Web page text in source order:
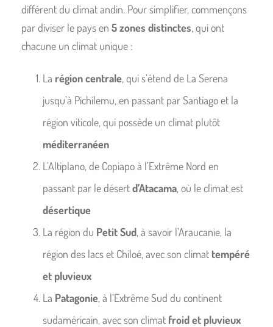
différent du climat andin. Pour simplifier, commençons
par diviser le pays en 5 zones distinctes, qui ont
chacune un climat unique :
La région centrale, qui s’étend de La Serena
jusqu’à Pichilemu, en passant par Santiago et la
région viticole, qui possède un climat plutôt
méditerranéen
L’Altiplano, de Copiapo à l’Extrême Nord en
passant par le désertd’Atacama, où le climat est
désertique
La région du Petit Sud, à savoir l’Araucanie, la
région des lacs et Chiloé, avec son climat tempéré
et pluvieux
La Patagonie, à l’Extrême Sud du continent
sudaméricain, avec son climat froid et pluvieux